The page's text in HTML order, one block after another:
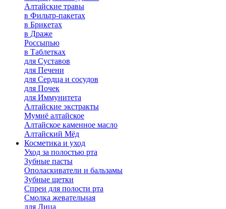
Алтайские травы
в Фильтр-пакетах
в Брикетах
в Драже
Россыпью
в Таблетках
для Cуставов
для Печени
для Сердца и сосудов
для Почек
для Иммунитета
Алтайские экстракты
Мумиё алтайское
Алтайское каменное масло
Алтайский Мёд
Косметика и уход
Уход за полостью рта
Зубные пасты
Ополаскиватели и бальзамы
Зубные щетки
Спреи для полости рта
Смолка жевательная
для Лица